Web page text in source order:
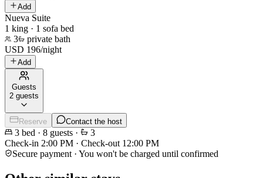
Add
Nueva Suite
1 king · 1 sofa bed
3
private bath
USD 196/night
Add
Guests
2 guests
Reserve Contact the host
3 bed · 8 guests ·
3
Check-in 2:00 PM · Check-out 12:00 PM
Secure payment · You won't be charged until confirmed